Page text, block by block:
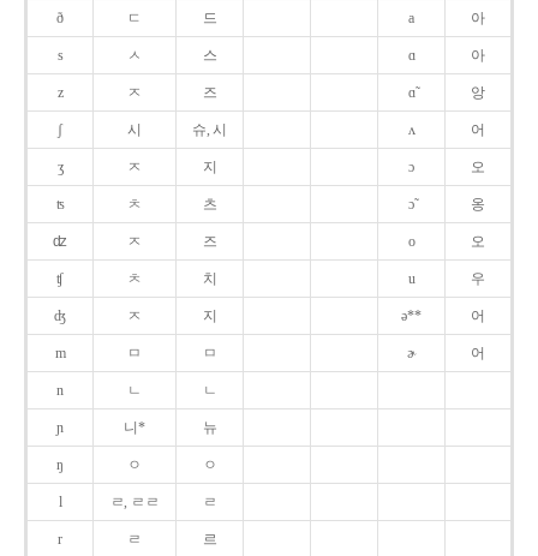
ð ㄷ 드 a 아
s ㅅ 스 ɑ 아
z ㅈ 즈 ɑ̃ 앙
ʃ 시 슈, 시 ʌ 어
ʒ ㅈ 지 ɔ 오
ʦ ㅊ 츠 ɔ̃ 옹
ʣ ㅈ 즈 o 오
ʧ ㅊ 치 u 우
ʤ ㅈ 지 ə** 어
m ㅁ ㅁ ɚ 어
n ㄴ ㄴ
ɲ 니* 뉴
ŋ ㅇ ㅇ
l ㄹ, ㄹㄹ ㄹ
r ㄹ 르